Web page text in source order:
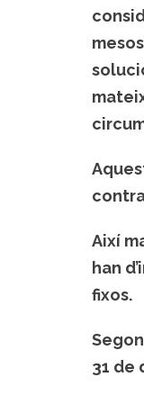
Així
han
fixos.
31 de